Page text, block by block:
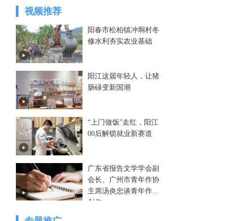
视频推荐
阳春市松柏镇冲垌村冬
修水利夯实农业基础
阳江这届年轻人，让猪
肠碌变新国潮
“上门做饭”走红，阳江
00后解锁就业新赛道
广东省报告文学学会副
会长、广州市青年作协
主席汤炎忠谈青年作家
创作